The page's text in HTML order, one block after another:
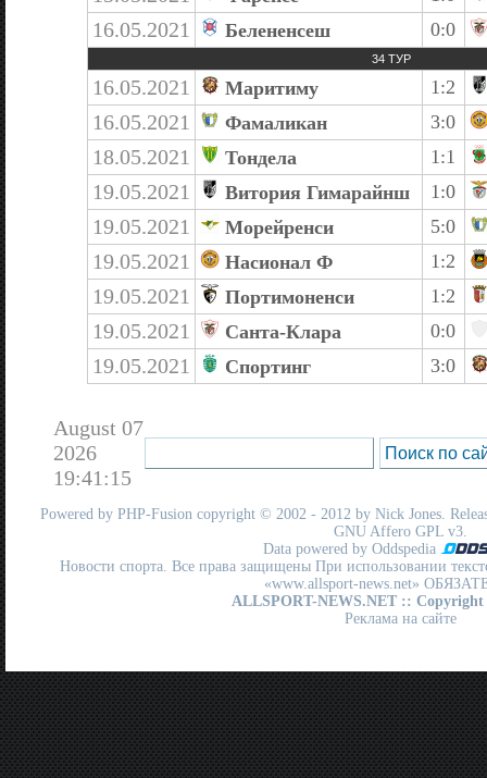
16.05.2021 Белененсеш 0:0
34 ТУР
16.05.2021 Маритиму 1:2
16.05.2021 Фамаликан 3:0
18.05.2021 Тондела 1:1
19.05.2021 Витория Гимарайнш 1:0
19.05.2021 Морейренси 5:0
19.05.2021 Насионал Ф 1:2
19.05.2021 Портимоненси 1:2
19.05.2021 Санта-Клара 0:0
19.05.2021 Спортинг 3:0
August 07
2026
19:41:15
Powered by PHP-Fusion copyright © 2002 - 2012 by Nick Jones.
GNU Affero GPL v3.
Data powered by Oddspedia
Новости спорта. Все права защищены При использовании
«www.allsport-news.net»
ALLSPORT-NEWS.NET :: Copyright
Реклама на сайте